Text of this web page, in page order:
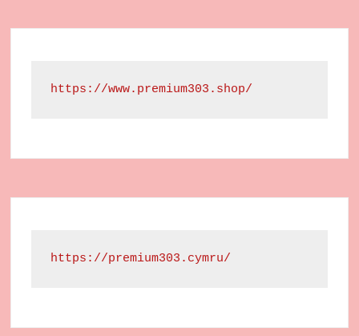
https://www.premium303.shop/
https://premium303.cymru/